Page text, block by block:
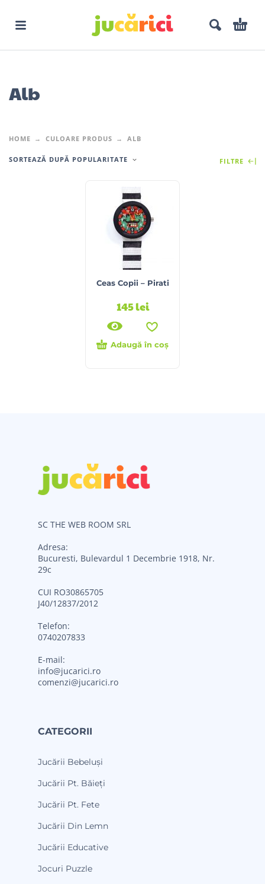
Alb
HOME CULOARE PRODUS ALB
SORTEAZĂ DUPĂ POPULARITATE FILTRE
Ceas Copii – Pirati
145lei
Adaugă în coș
SC THE WEB ROOM SRL
Adresa:
Bucuresti, Bulevardul 1 Decembrie 1918, Nr.
29c
CUI RO30865705
J40/12837/2012
Telefon:
0740207833
E-mail:
info@jucarici.ro
comenzi@jucarici.ro
CATEGORII
Jucării Bebeluși
Jucării Pt. Băieți
Jucării Pt. Fete
Jucării Din Lemn
Jucării Educative
Jocuri Puzzle